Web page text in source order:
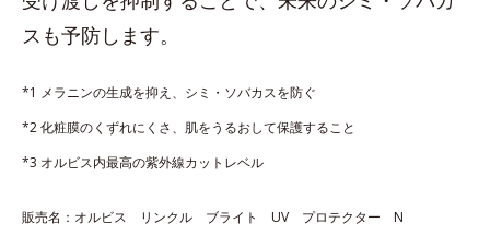
スも予防します。
*1 メラニンの生成を抑え、シミ・ソバカスを防ぐ
*2 化粧膜のくずれにくさ、肌をうるおして保護すること
*3 オルビス内最高の紫外線カットレベル
販売名：オルビス リンクル ブライト UV プロテクター N